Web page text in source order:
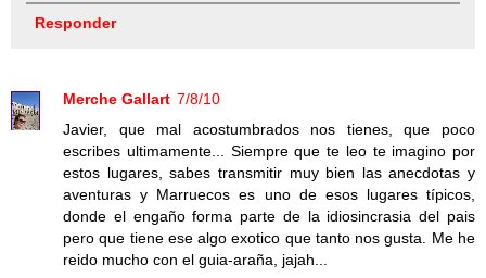
Responder
Merche Gallart 7/8/10
Javier, que mal acostumbrados nos tienes, que poco
escribes ultimamente... Siempre que te leo te imagino por
estos lugares, sabes transmitir muy bien las anecdotas y
aventuras y Marruecos es uno de esos lugares típicos,
donde el engaño forma parte de la idiosincrasia del pais
pero que tiene ese algo exotico que tanto nos gusta. Me he
reido mucho con el guia-araña, jajah...